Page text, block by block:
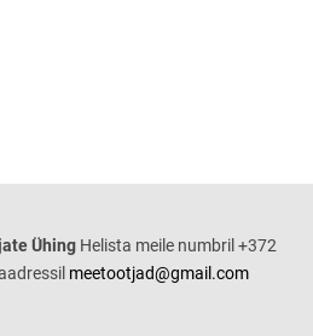
Ühing Helista meile numbril +372
meetootjad@gmail.com